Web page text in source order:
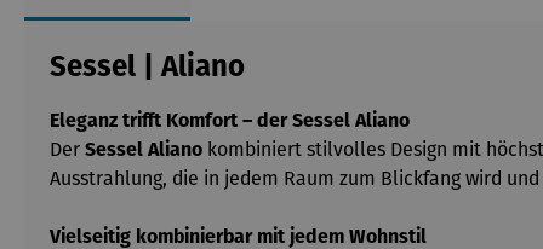
Sessel | Aliano
Eleganz trifft Komfort – der Sessel Aliano
Der Sessel Aliano kombiniert stilvolles Design mit
Ausstrahlung, die in jedem Raum zum Blickfang wird
Vielseitig kombinierbar mit jedem Wohnstil